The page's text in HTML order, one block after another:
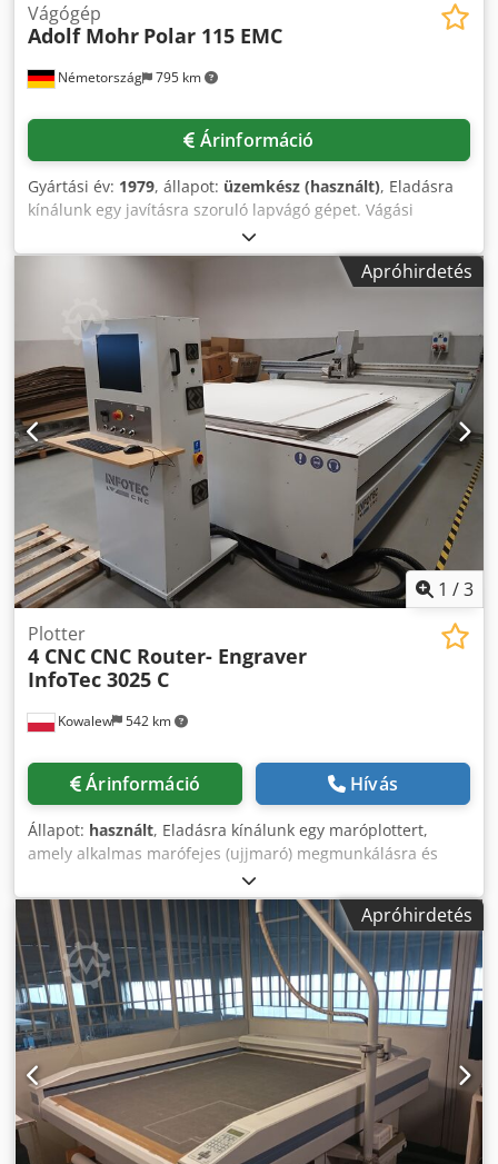
Németország 795 km
Vágógép
Adolf Mohr Polar 115 EMC
Árinformáció
Gyártási év: 1979, állapot: üzemkész (használt), Eladásra
kínálunk egy javításra szoruló lapvágó gépet. Vágási
szélesség: 1150 mm, adagolási mélység: 1150 mm,
maximális raktár magasság: 165 mm, maximális vágási
magasság: 165 mm, asztal magassága: kb. 900 mm,
tolókeret pozicionálási pontossága: 0,01 mm. Legkisebb
vágás alátétlemez nélkül: kb. 25 mm, legkisebb vágás
alátétlemezzel: kb. 90 mm, nyomási tartomány: kb. 150
daN - 4500 daN, biztonsági nyomás: 30 daN, maximális
késlöket: kb. 45 löket/perc. Gép méretei X/Y/Z: kb. 2600
mm/2500 mm/1650 mm, súly: kb. 3200 kg. A mérőegység
hibás. Megtekintés egyeztetés alapján lehetséges.
Dkedpszklfkjfx Anfsr
Apróhirdetés
1 /3
Kowalew 542 km
Plotter
4 CNC CNC Router- Engraver
InfoTec 3025 C
Árinformáció Hívás
Állapot: használt, Eladásra kínálunk egy maróplottert,
amely alkalmas marófejes (ujjmaró) megmunkálásra és
faforgács alapú anyagok (MDF, forgácslap, OSB) fúrására.
Munkaterület: Y=4000 mm, X=2100 mm. Dksdpozfirdjfx
Anfjr
Apróhirdetés